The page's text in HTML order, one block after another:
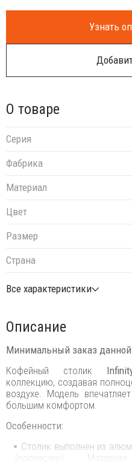
Узнать
О товаре
Серия
Фабрика
Материал
Цвет
Размер
Страна
Все характеристики
Описание
Минимальный заказ данной
Кофейный столик
коллекцию, создавая
воздухе. Модель
большим комфортом.
Особенности:
Столик выполнен из
(полиэстер).